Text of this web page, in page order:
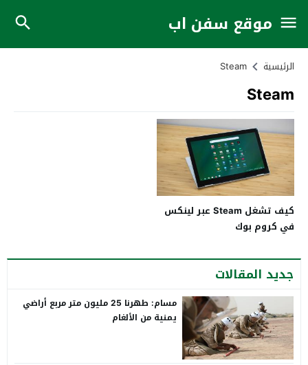
موقع سفن اب
الرئيسية Steam
Steam
كيف تشغل Steam عبر لينكس
في كروم بوك
جديد المقالات
مسام: طهرنا 25 مليون متر مربع أراضي
يمنية من الألغام